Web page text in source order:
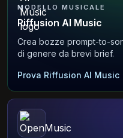
MODELLO MUSICALE
Riffusion AI Music
Crea bozze prompt-to-
di genere da brevi brief.
Prova Riffusion AI Music